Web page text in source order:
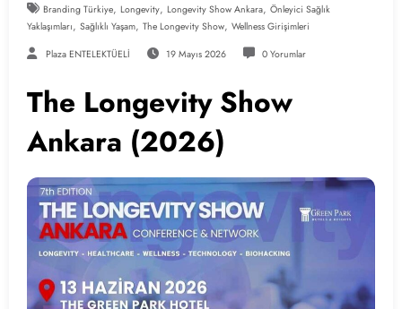
Branding Türkiye, Longevity, Longevity Show Ankara, Önleyici Sağlık
Yaklaşımları, Sağlıklı Yaşam, The Longevity Show, Wellness Girişimleri
Plaza ENTELEKTÜELİ 19 Mayıs 2026 0 Yorumlar
The Longevity Show
Ankara (2026)